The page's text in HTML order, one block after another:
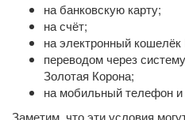
на банковскую карту;
на счёт;
на электронный
переводом через
Золотая Корона;
на мобильный телефон
Заметим, что эти условия